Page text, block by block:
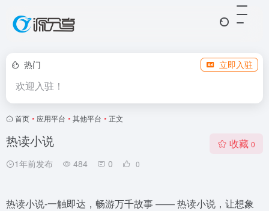
热门 立即入驻
欢迎入驻！
首页 • 应用平台 • 其他平台 • 正文
热读小说
1年前发布 484 0 0
收藏 0
热读小说-一触即达，畅游万千故事 —— 热读小说，让想象